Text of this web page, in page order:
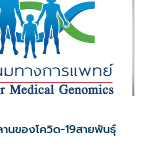
นของโควิด-19สายพันธุ์